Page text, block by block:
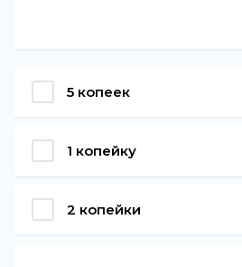
5 копеек
1 копейку
2 копейки